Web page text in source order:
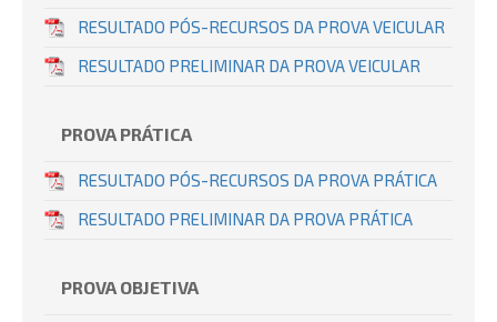
RESULTADO PÓS-RECURSOS DA PROVA VEICULAR
RESULTADO PRELIMINAR DA PROVA VEICULAR
PROVA PRÁTICA
RESULTADO PÓS-RECURSOS DA PROVA PRÁTICA
RESULTADO PRELIMINAR DA PROVA PRÁTICA
PROVA OBJETIVA